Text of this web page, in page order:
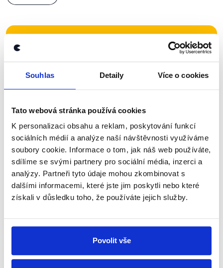
Souhlas Detaily Více o cookies
Tato webová stránka používá cookies
K personalizaci obsahu a reklam, poskytování funkcí
sociálních médií a analýze naší návštěvnosti využíváme
soubory cookie. Informace o tom, jak náš web používáte,
sdílíme se svými partnery pro sociální média, inzerci a
analýzy. Partneři tyto údaje mohou zkombinovat s
dalšími informacemi, které jste jim poskytli nebo které
získali v důsledku toho, že používáte jejich služby.
Povolit vše
Zůstaňme v kontaktu
newsletteru nebo whatsappového
shrnutí nejzajímavějších článků a analýz.
Začněte nás odebírat, a mějte tak
přehled o tom, jaké dezinformace a
nepravdy se zrovna v Česku šíří.
Newsletter WhatsApp
Nenechte si ujít nejnovější události